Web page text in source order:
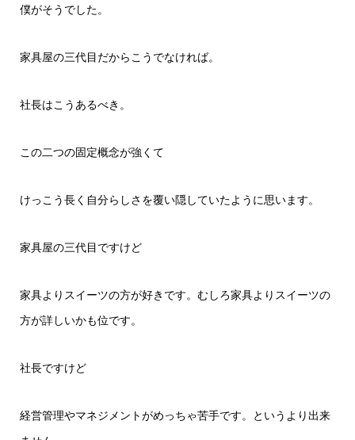
僕がそうでした。
家具屋の三代目だからこうでなければ。
社長はこうあるべき。
この二つの固定概念が強くて
けっこう長く自分らしさを覆い隠していたように思います。
家具屋の三代目ですけど
家具よりスイーツの方が好きです。むしろ家具よりスイーツの
方が詳しいかも位です。
社長ですけど
経営管理やマネジメントがめっちゃ苦手です。というより出来